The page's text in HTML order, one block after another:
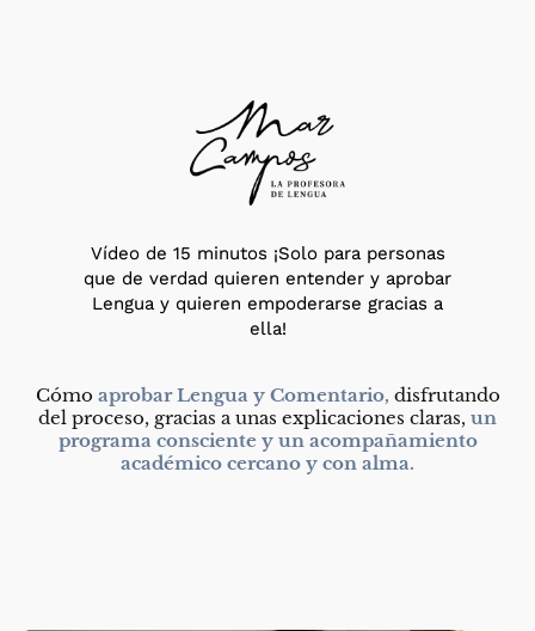
Vídeo de 15 minutos ¡Solo para personas
que de verdad quieren entender y aprobar
Lengua y quieren empoderarse gracias a
ella!
Cómo aprobar Lengua y Comentario, disfrutando
del proceso, gracias a unas explicaciones claras, un
programa consciente y un acompañamiento
académico cercano y con alma.